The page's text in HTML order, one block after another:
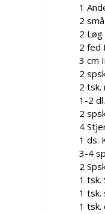
1
2
2 Løg
2 fed
3 cm
2
2 tsk.
1-2
2
4
1 ds.
3-4
2
1 tsk.
1 tsk.
1 tsk.